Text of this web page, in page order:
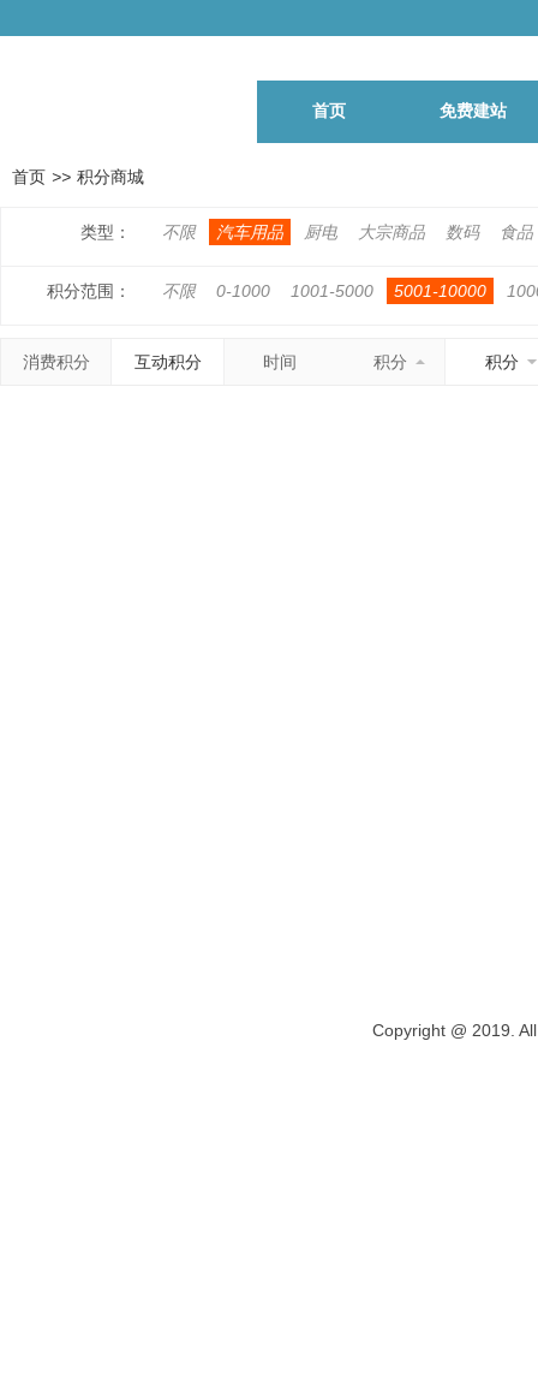
首页 免费建站
首页 >> 积分商城
类型： 不限 汽车用品 厨电 大宗商品 数码 食品
积分范围： 不限 0-1000 1001-5000 5001-10000
消费积分
互动积分 时间 积分 积分
Copyright @ 2019.